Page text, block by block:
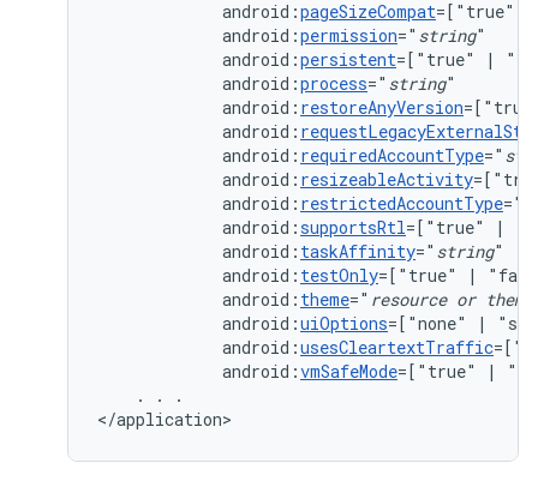
android:pageSizeCompat=["true"
android:permission=" string
android:persistent=["true"
|
android:process=" string
android: restoreAnyVersion
android:
android: requiredAccountType="
android: resizeableActivity
android: restrictedAccountType="
android:supportsRtl=["true"
|
android: taskAffinity=" string
android: testOnly=["true"
|
android: theme=" resource or theme
android:uiOptions=["none"
|
android:usesCleartextTraffic
android:vmSafeMode=["true" |
.
.
.
</application>